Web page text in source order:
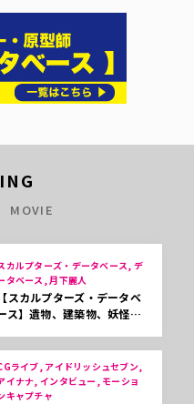
MOVIE
カルプターズ・データベース, デ
タベース, 月下麗人
【スカルプターズ・データベ
ス】遺物、建築物、妖怪…
ライブ, アイドリッシュセブン,
イナナ, インタビュー, モーショ
キャプチャ